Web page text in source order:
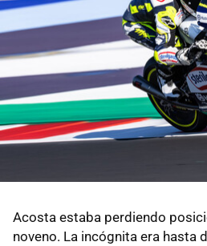
Acosta estaba perdiendo
noveno. La incógnita era hasta